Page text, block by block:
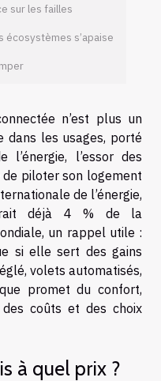
sur les failles
écosystèmes s’apaise
n’est plus un
dans les usages, porté
l’essor des
de piloter son logement
de l’énergie,
déjà 4 % de la
un rappel utile :
si elle sert des gains
volets automatisés,
promet du confort,
coûts et des choix
à quel prix ?